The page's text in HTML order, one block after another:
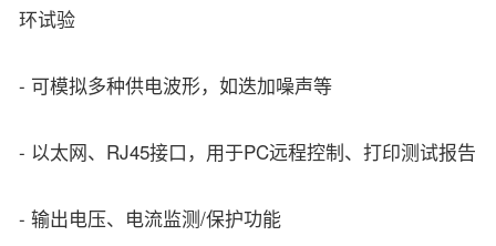
环试验
- 可模拟多种供电波形，如迭加噪声等
- 以太网、RJ45接口，用于PC远程控制、打印测试报告
- 输出电压、电流监测/保护功能